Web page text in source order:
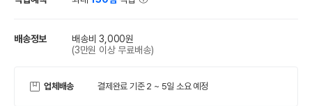
배송정보
배송비 3,000원
(3만원 이상 무료배송)
업체배송 결제완료 기준 2 ~ 5일 소요 예정